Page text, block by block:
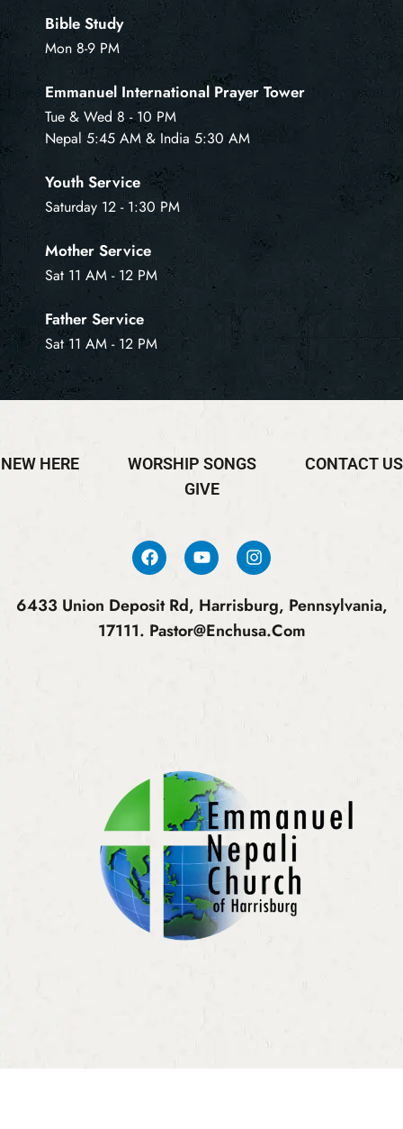
Bible Study
Mon 8-9 PM
Emmanuel International Prayer Tower
Tue & Wed 8 - 10 PM
Nepal 5:45 AM & India 5:30 AM
Youth Service
Saturday 12 - 1:30 PM
Mother Service
Sat 11 AM - 12 PM
Father Service
Sat 11 AM - 12 PM
NEW HERE WORSHIP SONGS
CONTACT US
GIVE
6433 Union Deposit Rd, Harrisburg, Pennsylvania,
17111. Pastor@enchusa.com